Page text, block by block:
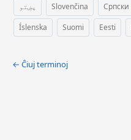
پښتو
Slovenčina Српски
Íslenska
Suomi Eesti
← Ĉiuj terminoj